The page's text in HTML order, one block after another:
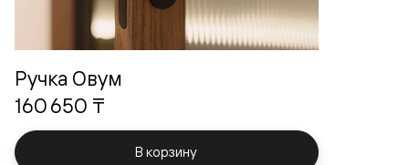
Ручка Овум
160 650 ₸
В корзину